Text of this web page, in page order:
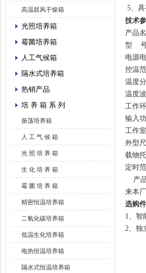
高温鼓风干燥箱
光照培养箱
霉菌培养箱
人工气候箱
隔水式培养箱
热销产品
培 养 箱 系 列
振荡培养箱
人 工 气 候 箱
光 照 培 养 箱
生 化 培 养 箱
霉 菌 培 养 箱
精密恒温培养箱
二氧化碳培养箱
低温生化培养箱
电热恒温培养箱
隔水式恒温培养箱
5、
技术
产品
型
电源
控温
温度
温度
工作
输入
工作
外型
载物
定时
产
来本
选购
1、
2、